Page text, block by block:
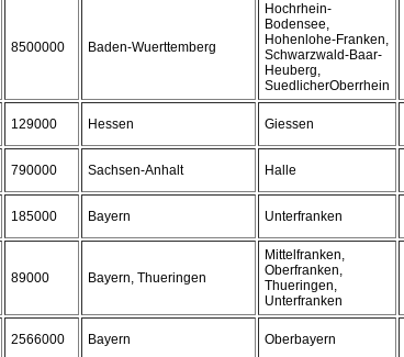
8500000 Baden-Wuerttemberg
Hochrhein-
Bodensee,
Hohenlohe-Franken,
Schwarzwald-Baar-
Heuberg,
SuedlicherOberrhein
129000 Hessen Giessen
790000 Sachsen-Anhalt Halle
185000 Bayern Unterfranken
89000 Bayern, Thueringen
Mittelfranken,
Oberfranken,
Thueringen,
Unterfranken
2566000 Bayern Oberbayern